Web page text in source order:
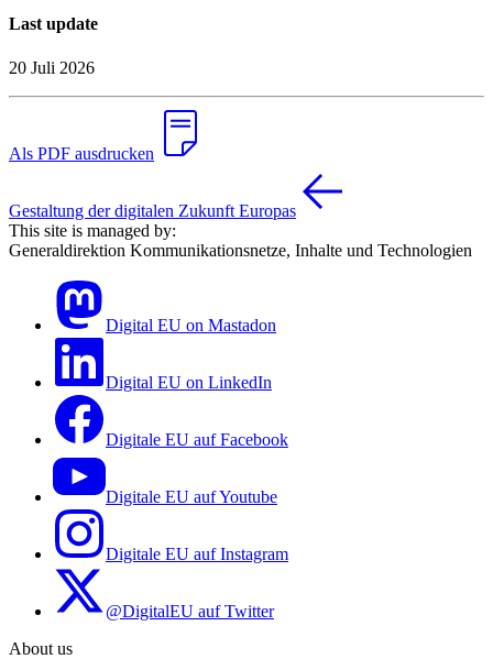
Last update
20 Juli 2026
Als PDF ausdrucken
Gestaltung der digitalen Zukunft Europas
This site is managed by:
Generaldirektion Kommunikationsnetze, Inhalte und Technologien
Digital EU on Mastadon
Digital EU on LinkedIn
Digitale EU auf Facebook
Digitale EU auf Youtube
Digitale EU auf Instagram
@DigitalEU auf Twitter
About us